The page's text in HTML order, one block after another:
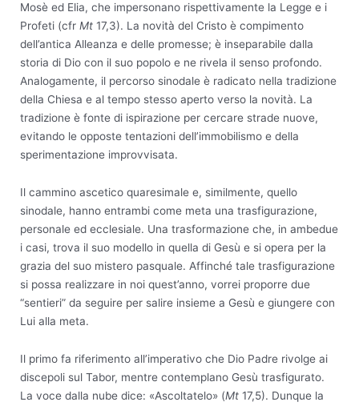
Mosè ed Elia, che impersonano rispettivamente la Legge e i
Profeti (cfr Mt 17,3). La novità del Cristo è compimento
dell’antica Alleanza e delle promesse; è inseparabile dalla
storia di Dio con il suo popolo e ne rivela il senso profondo.
Analogamente, il percorso sinodale è radicato nella tradizione
della Chiesa e al tempo stesso aperto verso la novità. La
tradizione è fonte di ispirazione per cercare strade nuove,
evitando le opposte tentazioni dell’immobilismo e della
sperimentazione improvvisata.
Il cammino ascetico quaresimale e, similmente, quello
sinodale, hanno entrambi come meta una trasfigurazione,
personale ed ecclesiale. Una trasformazione che, in ambedue
i casi, trova il suo modello in quella di Gesù e si opera per la
grazia del suo mistero pasquale. Affinché tale trasfigurazione
si possa realizzare in noi quest’anno, vorrei proporre due
“sentieri” da seguire per salire insieme a Gesù e giungere con
Lui alla meta.
Il primo fa riferimento all’imperativo che Dio Padre rivolge ai
discepoli sul Tabor, mentre contemplano Gesù trasfigurato.
La voce dalla nube dice: «Ascoltatelo» (Mt 17,5). Dunque la